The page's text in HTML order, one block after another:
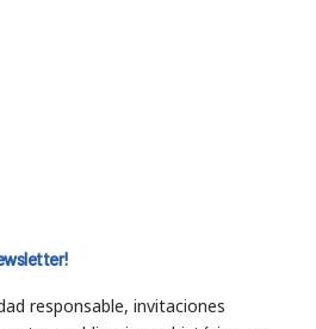
responsable, invitaciones